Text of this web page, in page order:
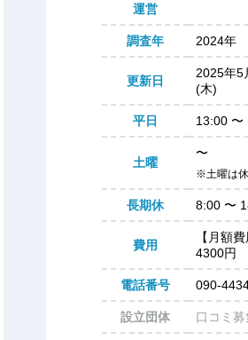
運営
調査年 2024年
更新日
2025年5
(木)
平日 13:00 〜
土曜
〜
※土曜は
長期休 8:00 〜
費用
【月額費
4300円
電話番号 090-
設立団体 口コミ募